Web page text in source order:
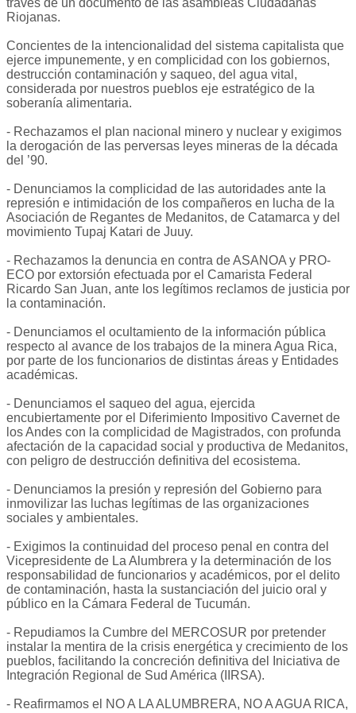
través de un documento de las asambleas Ciudadanas
Riojanas.
Concientes de la intencionalidad del sistema capitalista que
ejerce impunemente, y en complicidad con los gobiernos,
destrucción contaminación y saqueo, del agua vital,
considerada por nuestros pueblos eje estratégico de la
soberanía alimentaria.
- Rechazamos el plan nacional minero y nuclear y exigimos
la derogación de las perversas leyes mineras de la década
del ’90.
- Denunciamos la complicidad de las autoridades ante la
represión e intimidación de los compañeros en lucha de la
Asociación de Regantes de Medanitos, de Catamarca y del
movimiento Tupaj Katari de Juuy.
- Rechazamos la denuncia en contra de ASANOA y PRO-
ECO por extorsión efectuada por el Camarista Federal
Ricardo San Juan, ante los legítimos reclamos de justicia por
la contaminación.
- Denunciamos el ocultamiento de la información pública
respecto al avance de los trabajos de la minera Agua Rica,
por parte de los funcionarios de distintas áreas y Entidades
académicas.
- Denunciamos el saqueo del agua, ejercida
encubiertamente por el Diferimiento Impositivo Cavernet de
los Andes con la complicidad de Magistrados, con profunda
afectación de la capacidad social y productiva de Medanitos,
con peligro de destrucción definitiva del ecosistema.
- Denunciamos la presión y represión del Gobierno para
inmovilizar las luchas legítimas de las organizaciones
sociales y ambientales.
- Exigimos la continuidad del proceso penal en contra del
Vicepresidente de La Alumbrera y la determinación de los
responsabilidad de funcionarios y académicos, por el delito
de contaminación, hasta la sustanciación del juicio oral y
público en la Cámara Federal de Tucumán.
- Repudiamos la Cumbre del MERCOSUR por pretender
instalar la mentira de la crisis energética y crecimiento de los
pueblos, facilitando la concreción definitiva del Iniciativa de
Integración Regional de Sud América (IIRSA).
- Reafirmamos el NO A LA ALUMBRERA, NO A AGUA RICA,